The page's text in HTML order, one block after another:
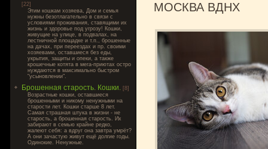
[22]
Этим кошкам хозяева, Дом и семья
нужны безотлагательно в связи с
условиями проживания, ставящими их
жизнь и здоровье под угрозу! Кошки,
живущие на улице, в подвалах, на
лестничной площадке и т.п., брошенные
на дачах, при переездах и пр. своими
хозяевами, оставшиеся без еды,
укрытия, защиты и опеки, а также
крошечные котята в мега-приютах остро
нуждаются в максимально быстром
"усыновлении".
Брошенная старость. Кошки. [8]
Возрастные кошки, оставшиеся
брошенными и никому ненужными на
старости лет. Кошки старше 8 лет.
Самая страшная штука в жизни - не
старость, а брошенная старость. Их
забирают в семью крайне редко,
жалеют себя: а вдруг она завтра умрёт?
А они зачастую живут ещё долгие годы.
Одинокие. Ненужные.
МОСКВА ВДНХ